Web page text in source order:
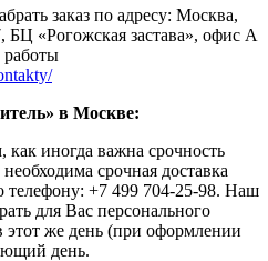
заказ по адресу: Москва,
БЦ «Рогожская застава», офис А
работы
в Москве:
иногда важна срочность
срочная доставка
телефону: +7 499 704-25-98. Наш
для Вас персонального
этот же день (при оформлении
день.